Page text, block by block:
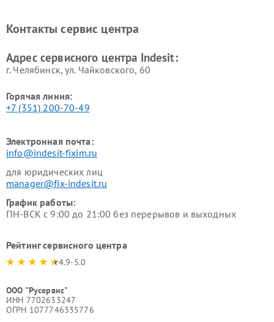
Indesit
Indesit
Контакты сервис центра
Адрес сервисного центра Indesit:
г. Челябинск, ул. Чайковского, 60
Горячая линия:
+7 (351) 200-70-49
Электронная почта:
info@indesit-fixim.ru
для юридических лиц
manager@fix-indesit.ru
График работы:
ПН-ВСК с 9:00 до 21:00 без перерывов и выходных
Рейтинг сервисного центра
4.9-5.0
ООО "Русервис"
ИНН 7702633247
ОГРН 1077746335776